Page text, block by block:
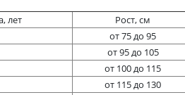
лет
Рост, см
от 75 до 95
от 95 до 105
от 100 до 115
от 115 до 130